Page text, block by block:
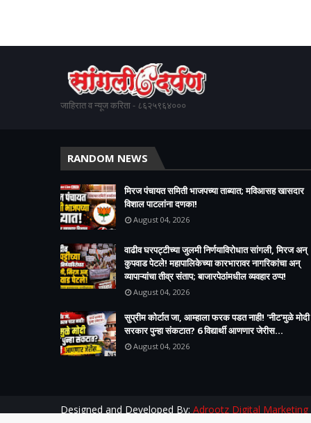
जाहिरात व न्यूज करिता - ८६२५९६४०००
RANDOM NEWS
मिरज पंचायत समिती भाजपच्या ताब्यात; मविआसह खासदार
विशाल पाटलांना दणका!
August 04, 2026
वाढीव घरपट्टीच्या जुलमी निर्णयाविरोधात सांगली, मिरज अन्
कुपवाड पेटले! महापालिकेच्या कारभारावर नागरिकांचा अन्
व्यापाऱ्यांचा तीव्र संताप; बाजारपेठांमधील व्यवहार ठप्प!​
August 04, 2026
सुप्रीम कोर्टात जा, आम्हाला फरक पडत नाही! 'नीट'मुळे मोदी
सरकार पुन्हा संकटात? 6 विद्यार्थी आणणार जेरीस...
August 04, 2026
Designed and Developed By: Adrootz Digital Marketing